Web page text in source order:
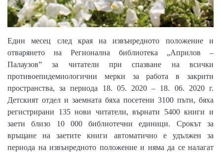
Един месец след края на извънредното положение и
отварянето
на Регионална библиотека „Априлов –
Палаузов” за читатели при спазване на всички
противоепидемиологични мерки за работа в закрити
пространства, за периода 18. 05. 2020 – 18. 06. 2020 г.
Детският отдел и заемната бяха посетени 3100 пъти, бяха
регистрирани 135нови читатели, върнати 5400книги и
заети близо 10 000библиотечни единици.
Срокът за
връщане на заетите книги автоматично е удължен за
периода на извънредното положение и няма да се налагат